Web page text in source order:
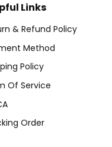
Links
& Refund Policy
Method
Policy
Of Service
Order